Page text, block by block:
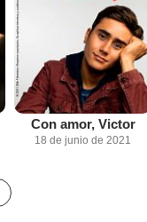
Con amor, Victor
18 de junio de 2021